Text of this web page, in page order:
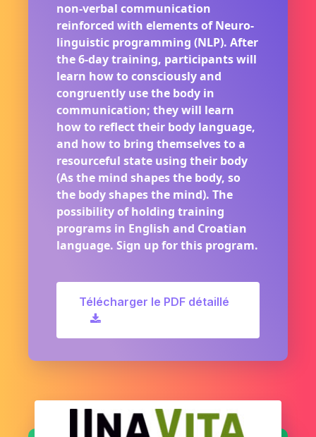
non-verbal communication
reinforced with elements of Neuro-
linguistic programming (NLP). After
the 6-day training, participants will
learn how to consciously and
congruently use the body in
communication; they will learn
how to reflect their body language,
and how to bring themselves to a
resourceful state using their body
(As the mind shapes the body, so
the body shapes the mind). The
possibility of holding training
programs in English and Croatian
language. Sign up for this program.
Télécharger le PDF détaillé